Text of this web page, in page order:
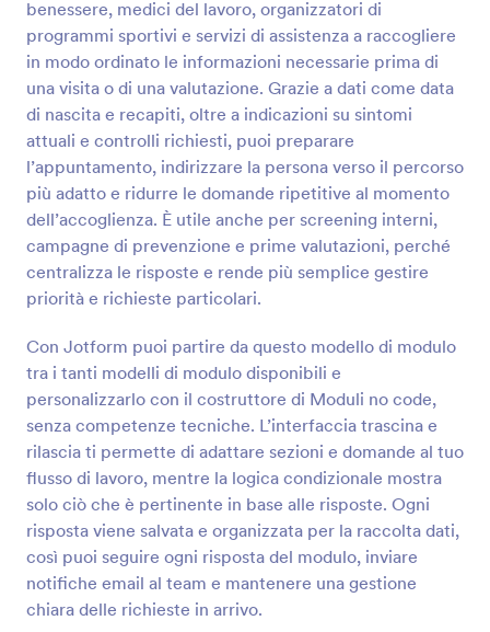
benessere, medici del lavoro, organizzatori di
programmi sportivi e servizi di assistenza a raccogliere
in modo ordinato le informazioni necessarie prima di
una visita o di una valutazione. Grazie a dati come data
di nascita e recapiti, oltre a indicazioni su sintomi
attuali e controlli richiesti, puoi preparare
l’appuntamento, indirizzare la persona verso il percorso
più adatto e ridurre le domande ripetitive al momento
dell’accoglienza. È utile anche per screening interni,
campagne di prevenzione e prime valutazioni, perché
centralizza le risposte e rende più semplice gestire
priorità e richieste particolari.
Con Jotform puoi partire da questo modello di modulo
tra i tanti modelli di modulo disponibili e
personalizzarlo con il costruttore di Moduli no code,
senza competenze tecniche. L’interfaccia trascina e
rilascia ti permette di adattare sezioni e domande al tuo
flusso di lavoro, mentre la logica condizionale mostra
solo ciò che è pertinente in base alle risposte. Ogni
risposta viene salvata e organizzata per la raccolta dati,
così puoi seguire ogni risposta del modulo, inviare
notifiche email al team e mantenere una gestione
chiara delle richieste in arrivo.
Anteprima
Modulo Di Registrazione Anamnesi
Un Modulo di Registrazione Anamnesi viene
utilizzato dagli operatori sanitari per raccogliere
l'anamnesi del paziente, gli interventi chirurgici